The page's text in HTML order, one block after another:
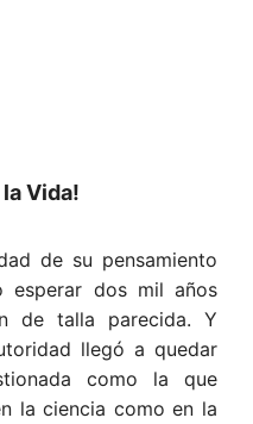
Vida!
de su pensamiento
esperar dos mil años
de talla parecida. Y
llegó a quedar
como la que
la ciencia como en la